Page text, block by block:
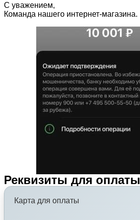
С уважением,
Команда нашего интернет-магазина.
Реквизиты для оплаты
Карта для оплаты